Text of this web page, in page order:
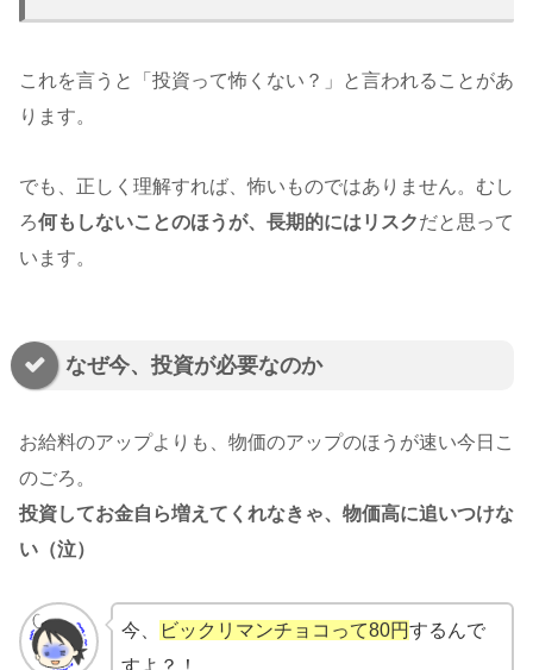
これを言うと「投資って怖くない？」と言われることがあ
ります。
でも、正しく理解すれば、怖いものではありません。むし
ろ何もしないことのほうが、長期的にはリスクだと思って
います。
なぜ今、投資が必要なのか
お給料のアップよりも、物価のアップのほうが速い今日こ
のごろ。
投資してお金自ら増えてくれなきゃ、物価高に追いつけな
い（泣）
今、 ビックリマンチョコって80円するんで
すよ？！